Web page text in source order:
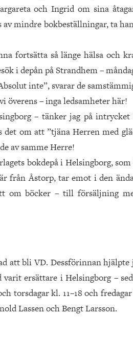
och Ingrid om sina
mindre bokbeställningar, ta
fortsätta så länge hälsa och
i depån på Strandhem –
inte”, svarar de
överens – inga ledsamheter här!
– tänker jag på
det om att ”tjäna Herren med
av samme Herre!
bokdepå i Helsingborg,
från Åstorp, tar emot i den
om böcker – till försäljning
att bli VD. Dessförinnan
ersättare i Helsingborg –
torsdagar kl. 11–18 och
Lassen och Bengt Larsson.